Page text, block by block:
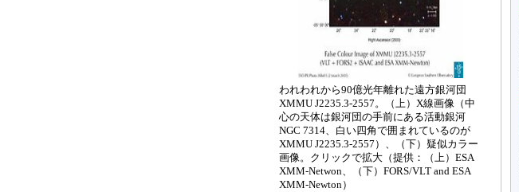
われわれから90億光年離れた遠方銀河団
XMMU J2235.3-2557。（上）X線画像（中
心の天体は銀河団の手前にある活動銀河
NGC 7314、白い四角で囲まれているのが
XMMU J2235.3-2557）、（下）疑似カラー
画像。クリックで拡大（提供：（上）ESA
XMM-Netwon、（下）FORS/VLT and ESA
XMM-Newton）